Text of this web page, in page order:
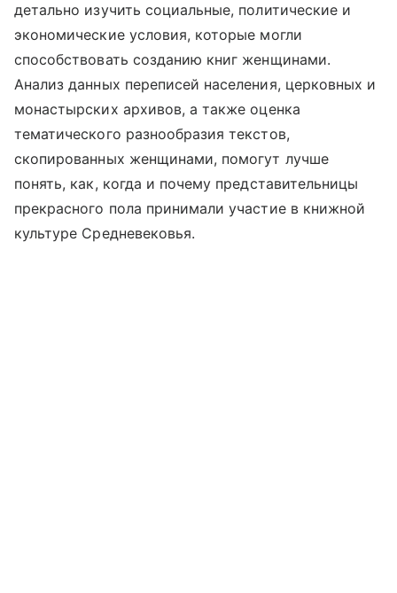
детально изучить социальные, политические и
экономические условия, которые могли
способствовать созданию книг женщинами.
Анализ данных переписей населения, церковных и
монастырских архивов, а также оценка
тематического разнообразия текстов,
скопированных женщинами, помогут лучше
понять, как, когда и почему представительницы
прекрасного пола принимали участие в книжной
культуре Средневековья.